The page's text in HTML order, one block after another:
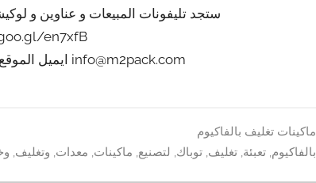
ستجد تليفونات المبيعات و عناوين و
en7xfB
info@m2pack.com ايميل الموقع الاليكتروني m2pack.com
بالفاكيوم,تعبئة,تغليف,توباك, لتصنيع, ماكينات, معدات, وتغليف,